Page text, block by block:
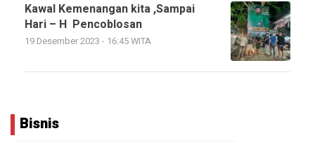
Kawal Kemenangan kita ,Sampai
Hari – H Pencoblosan
19 Desember 2023 - 16:45 WITA
Bisnis